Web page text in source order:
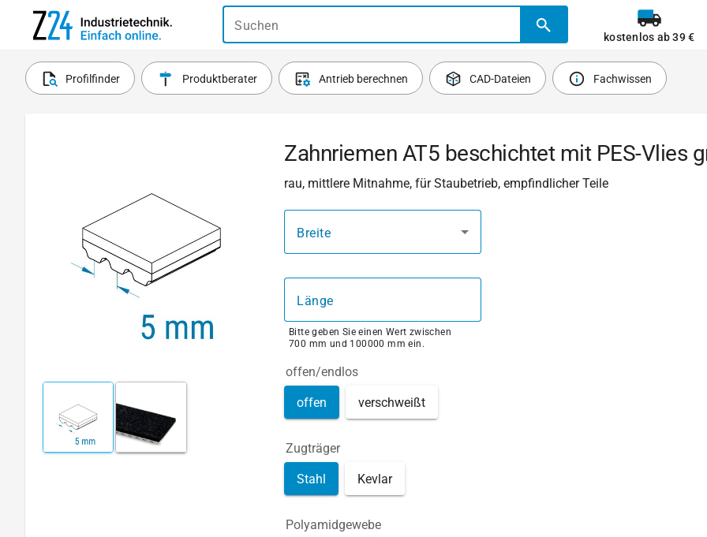
Suchen
kostenlos ab 39 €
Profilfinder Produktberater Antrieb berechnen CAD-Dateien Fachwissen
Zahnriemen AT5 beschichtet mit PES-Vlies
rau, mittlere Mitnahme, für Staubetrieb, empfindlicher Teile
Breite
Länge
Bitte geben Sie einen Wert zwischen
700 mm und 100000 mm ein.
offen/endlos
offen verschweißt
Zugträger
Stahl Kevlar
Polyamidgewebe